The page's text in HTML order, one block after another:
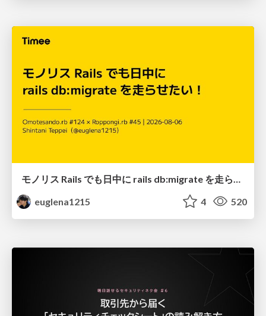
euglena1215
4 520